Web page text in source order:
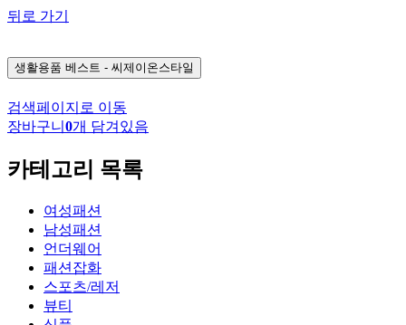
뒤로 가기
생활용품 베스트 - 씨제이온스타일
검색페이지로 이동
장바구니 0개 담겨있음
카테고리 목록
여성패션
남성패션
언더웨어
패션잡화
스포츠/레저
뷰티